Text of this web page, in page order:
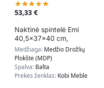
53,33€
Naktinė spintelė Emi
40,5x37x40 cm,
tamsiai pilkos spalvos
Medžiaga: Medžio Drožlių
Plokštė (MDP)
Spalva: Balta
Prekės ženklas: Kobi Meble